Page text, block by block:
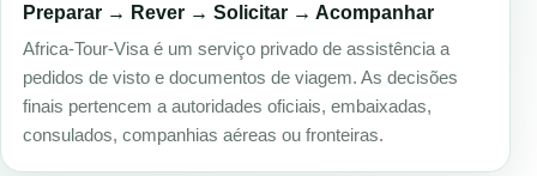
Preparar → Rever → Solicitar → Acompanhar
Africa-Tour-Visa é um serviço privado de assistência a
pedidos de visto e documentos de viagem. As decisões
finais pertencem a autoridades oficiais, embaixadas,
consulados, companhias aéreas ou fronteiras.